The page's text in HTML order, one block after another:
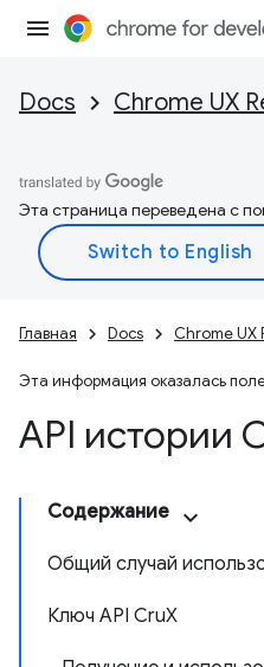
Docs Chrome UX
Эта страница переведена с
Главная Docs Chrome UX
Эта информация оказалась
API истории
Содержание
Общий случай
Ключ API CruX